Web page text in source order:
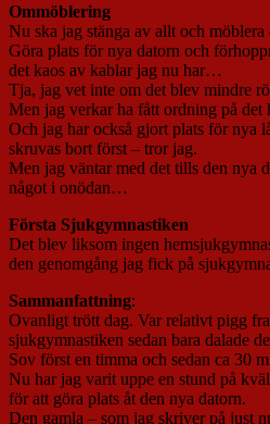
Ommöblering
Nu ska jag stänga av allt och
Göra plats för nya datorn och
det kaos av kablar jag nu har…
Tja, jag vet inte om det blev mindre
Men jag verkar ha fått ordning på det
Och jag har också gjort plats för nya
skruvas bort först – tror jag.
Men jag väntar med det tills den nya
något i onödan…
Första Sjukgymnastiken
Det blev liksom ingen
den genomgång jag fick på
Sammanfattning:
Ovanligt trött dag. Var relativt pigg
sjukgymnastiken sedan bara dalade
Sov först en timma och sedan ca 30
Nu har jag varit uppe en stund på
för att göra plats åt den nya datorn.
Den gamla – som jag skriver på just